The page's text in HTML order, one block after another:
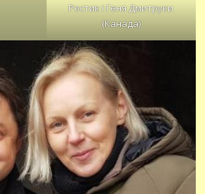
Ростик і Геня Дмитруки
(Канада)